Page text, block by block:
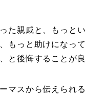
た親戚と、もっと
もっと助けになっ
と後悔することが
マスから伝えられ